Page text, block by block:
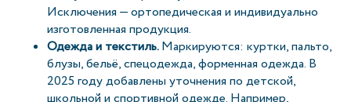
Исключения — ортопедическая и индивидуально
изготовленная продукция.
Одежда и текстиль.Маркируются: куртки, пальто,
блузы, бельё, спецодежда, форменная одежда. В
2025 году добавлены уточнения по детской,